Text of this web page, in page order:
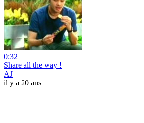
0:32
Share all the way !
AJ
il y a 20 ans